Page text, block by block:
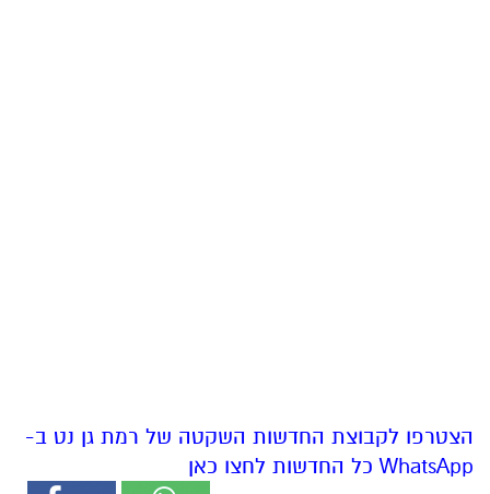
הצטרפו לקבוצת החדשות השקטה של רמת גן נט ב-
WhatsApp כל החדשות לחצו כאן